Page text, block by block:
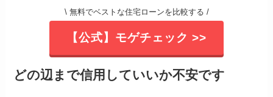
\ 無料でベストな住宅ローンを比較する /
【公式】モゲチェック >>
どの辺まで信用していいか不安です